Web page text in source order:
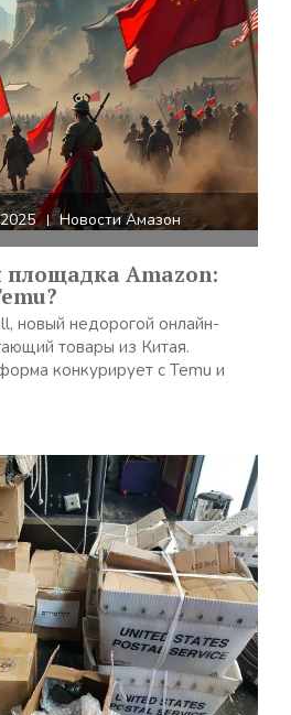
Новости Амазон
площадка Amazon:
новый недорогой онлайн-
товары из Китая.
конкурирует с Temu и